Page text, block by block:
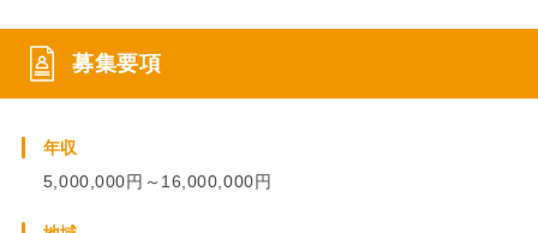
募集要項
年収
5,000,000円～16,000,000円